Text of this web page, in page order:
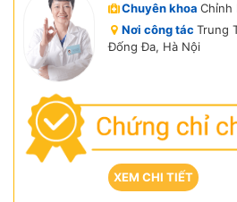
Chuyên khoa Chỉnh
Nơi công tác Trung
Đống Đa, Hà Nội
XEM CHI TIẾT